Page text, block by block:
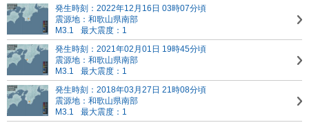
発生時刻：2022年12月16日 03時07分頃
震源地：和歌山県南部
M3.1
最大震度：1
発生時刻：2021年02月01日 19時45分頃
震源地：和歌山県南部
M3.1
最大震度：1
発生時刻：2018年03月27日 21時08分頃
震源地：和歌山県南部
M3.1
最大震度：1